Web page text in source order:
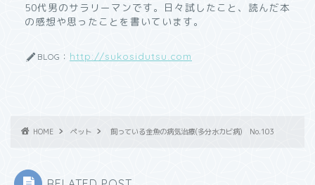
50代男のサラリーマンです。日々試したこと、読んだ本
の感想や思ったことを書いています。
BLOG： http://sukosidutsu.com
HOME ペット 飼っている金魚の病気治療(多分水カビ病) No.103